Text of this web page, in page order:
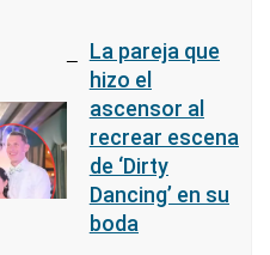
La pareja que
hizo el
ascensor al
recrear escena
de ‘Dirty
Dancing’ en su
boda